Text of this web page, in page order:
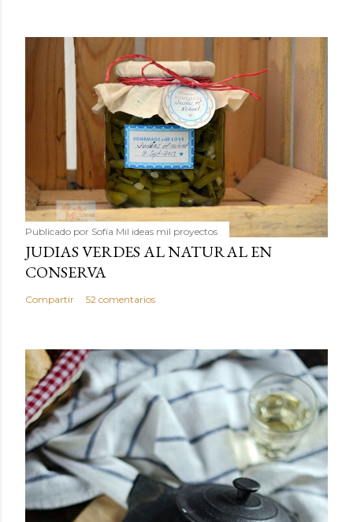
Publicado por Sofía Mil ideas mil proyectos
JUDIAS VERDES AL NATURAL EN
CONSERVA
Compartir 52 comentarios